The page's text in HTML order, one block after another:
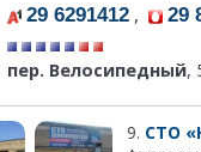
29 6291412 , 29
пер. Велосипедный,
9. СТО